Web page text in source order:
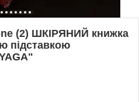
(2) ШКІРЯНИЙ книжка
підставкою